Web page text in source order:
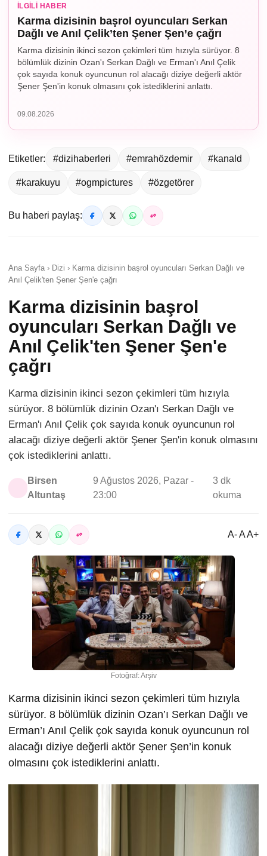
İLGILI HABER
Karma dizisinin başrol oyuncuları Serkan
Dağlı ve Anıl Çelik’ten Şener Şen’e çağrı
Karma dizisinin ikinci sezon çekimleri tüm hızıyla sürüyor. 8
bölümlük dizinin Ozan'ı Serkan Dağlı ve Erman'ı Anıl Çelik
çok sayıda konuk oyuncunun rol alacağı diziye değerli aktör
Şener Şen'in konuk olmasını çok istediklerini anlattı.
09.08.2026
Etiketler: #dizihaberleri #emrahözdemir #kanald
#karakuyu #ogmpictures #özgetörer
Bu haberi paylaş:
Ana Sayfa › Dizi › Karma dizisinin başrol oyuncuları Serkan Dağlı ve
Anıl Çelik'ten Şener Şen'e çağrı
Karma dizisinin başrol
oyuncuları Serkan Dağlı ve
Anıl Çelik'ten Şener Şen'e
çağrı
Karma dizisinin ikinci sezon çekimleri tüm hızıyla
sürüyor. 8 bölümlük dizinin Ozan'ı Serkan Dağlı ve
Erman'ı Anıl Çelik çok sayıda konuk oyuncunun rol
alacağı diziye değerli aktör Şener Şen'in konuk olmasını
çok istediklerini anlattı.
Birsen
Altuntaş
9 Ağustos 2026, Pazar -
23:00
3 dk
okuma
A- A A+
Fotoğraf: Arşiv
Karma dizisinin ikinci sezon çekimleri tüm hızıyla
sürüyor. 8 bölümlük dizinin Ozan’ı Serkan Dağlı ve
Erman’ı Anıl Çelik çok sayıda konuk oyuncunun rol
alacağı diziye değerli aktör Şener Şen’in konuk
olmasını çok istediklerini anlattı.